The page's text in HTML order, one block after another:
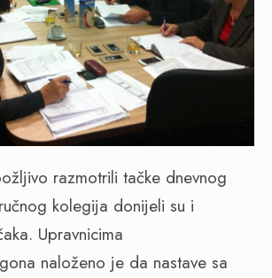
razmotrili tačke dnevnog
kolegija donijeli su i
Upravnicima
naloženo je da nastave sa